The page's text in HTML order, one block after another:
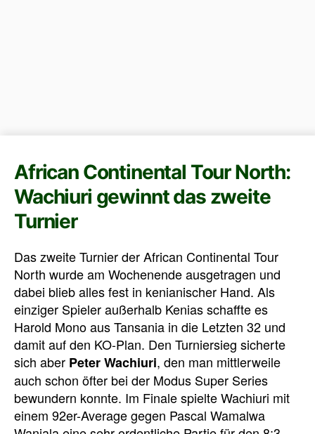
African Continental Tour North:
Wachiuri gewinnt das zweite
Turnier
Das zweite Turnier der African Continental Tour
North wurde am Wochenende ausgetragen und
dabei blieb alles fest in kenianischer Hand. Als
einziger Spieler außerhalb Kenias schaffte es
Harold Mono aus Tansania in die Letzten 32 und
damit auf den KO-Plan. Den Turniersieg sicherte
sich aber Peter Wachiuri, den man mittlerweile
auch schon öfter bei der Modus Super Series
bewundern konnte. Im Finale spielte Wachiuri mit
einem 92er-Average gegen Pascal Wamalwa